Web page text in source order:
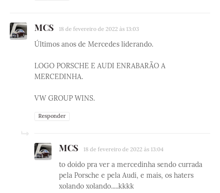
MCS 18 de fevereiro de 2022 às 13:03
Últimos anos de Mercedes liderando.
LOGO PORSCHE E AUDI ENRABARÃO A
MERCEDINHA.
VW GROUP WINS.
Responder
MCS 18 de fevereiro de 2022 às 13:04
to doido pra ver a mercedinha sendo currada
pela Porsche e pela Audi, e mais, os haters
xolando xolando.....kkkk